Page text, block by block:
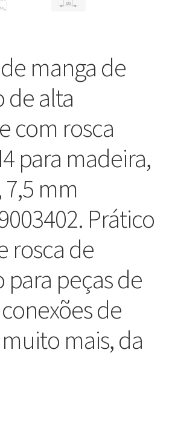
manga de
de alta
com rosca
para madeira,
mm
Prático
rosca de
para peças de
de
mais, da